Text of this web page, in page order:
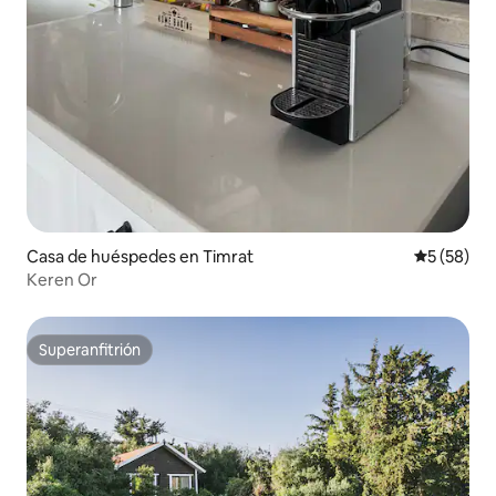
Casa de huéspedes en Timrat
5 (58)
Keren Or
Superanfitrión
Superanfitrión